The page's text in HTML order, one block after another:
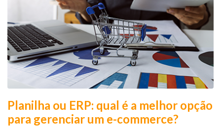
Planilha ou ERP: qual é a melhor opção
para gerenciar um e-commerce?